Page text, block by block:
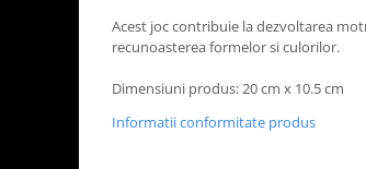
Acest joc contribuie la dezvoltarea
recunoasterea formelor si culorilor.
Dimensiuni produs: 20 cm x 10.5 cm
Informatii conformitate produs